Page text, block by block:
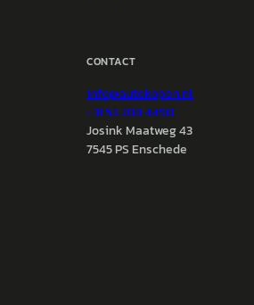
CONTACT
info@autokopen.nl
+31 53 208 4490
Josink Maatweg 43
7545 PS Enschede